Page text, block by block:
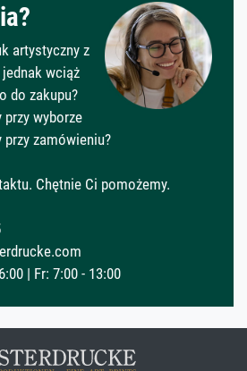
artystyczny z
wciąż
do zakupu?
przy wyborze
zamówieniu?
Chętnie Ci pomożemy.
| Fr: 7:00 - 13:00